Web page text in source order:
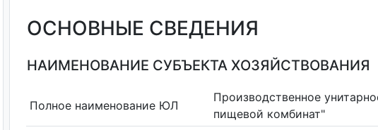
ОСНОВНЫЕ СВЕДЕНИЯ
НАИМЕНОВАНИЕ СУБЪЕКТА ХОЗЯЙСТВОВАНИЯ
Полное наименование ЮЛ
Производственное
пищевой комбинат"